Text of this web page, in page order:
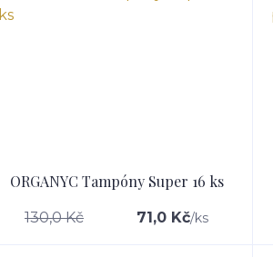
ORGANYC Tampóny Super 16 ks
130,0 Kč 71,0 Kč/ks